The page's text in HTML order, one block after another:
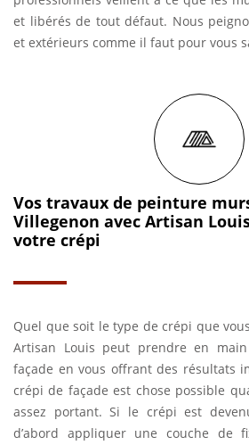
et libérés de tout défaut. Nous
et extérieurs comme il faut pour vous
Vos travaux de peinture
Villegenon avec Artisan
votre crépi
Quel que soit le type de crépi que
Artisan Louis peut prendre en
façade en vous offrant des résultats
crépi de façade est chose possible
assez portant. Si le crépi est
d’abord appliquer une couche de